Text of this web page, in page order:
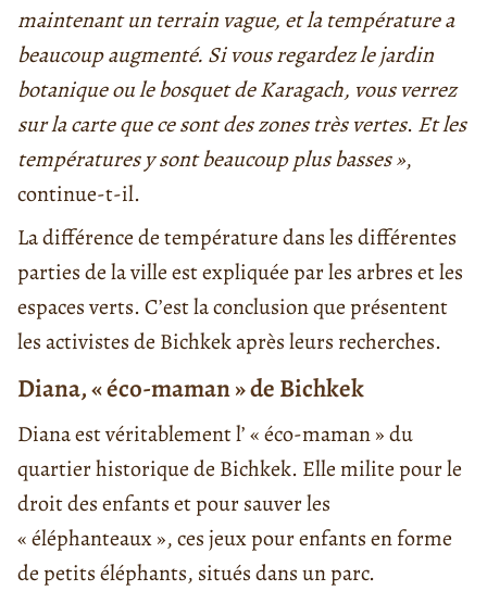
maintenant un terrain vague, et la température a
beaucoup augmenté. Si vous regardez le jardin
botanique ou le bosquet de Karagach, vous verrez
sur la carte que ce sont des zones très vertes. Et les
températures y sont beaucoup plus basses »,
continue-t-il.
La différence de température dans les différentes
parties de la ville est expliquée par les arbres et les
espaces verts. C’est la conclusion que présentent
les activistes de Bichkek après leurs recherches.
Diana, « éco-maman » de Bichkek
Diana est véritablement l’ « éco-maman » du
quartier historique de Bichkek. Elle milite pour le
droit des enfants et pour sauver les
« éléphanteaux », ces jeux pour enfants en forme
de petits éléphants, situés dans un parc.